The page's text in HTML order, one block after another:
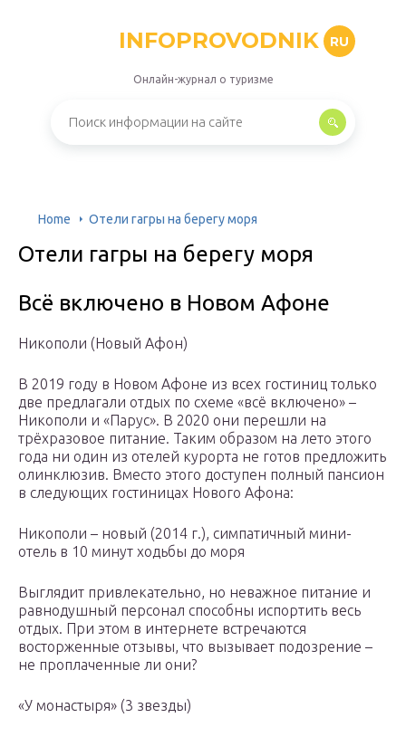
INFOPROVODNIK RU
Онлайн-журнал о туризме
Home Отели гагры на берегу моря
Отели гагры на берегу моря
Всё включено в Новом Афоне
Никополи (Новый Афон)
В 2019 году в Новом Афоне из всех гостиниц только
две предлагали отдых по схеме «всё включено» –
Никополи и «Парус». В 2020 они перешли на
трёхразовое питание. Таким образом на лето этого
года ни один из отелей курорта не готов предложить
олинклюзив. Вместо этого доступен полный пансион
в следующих гостиницах Нового Афона:
Никополи – новый (2014 г.), симпатичный мини-
отель в 10 минут ходьбы до моря
Выглядит привлекательно, но неважное питание и
равнодушный персонал способны испортить весь
отдых. При этом в интернете встречаются
восторженные отзывы, что вызывает подозрение –
не проплаченные ли они?
«У монастыря» (3 звезды)